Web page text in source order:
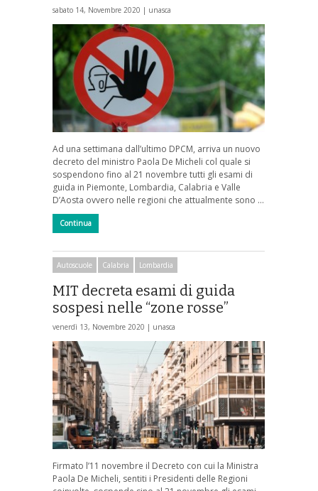
sabato 14, Novembre 2020 | unasca
Ad una settimana dall’ultimo DPCM, arriva un nuovo
decreto del ministro Paola De Micheli col quale si
sospendono fino al 21 novembre tutti gli esami di
guida in Piemonte, Lombardia, Calabria e Valle
D’Aosta ovvero nelle regioni che attualmente sono …
Continua
Autoscuole Calabria Lombardia
MIT decreta esami di guida
sospesi nelle “zone rosse”
venerdì 13, Novembre 2020 | unasca
Firmato l’11 novembre il Decreto con cui la Ministra
Paola De Micheli, sentiti i Presidenti delle Regioni